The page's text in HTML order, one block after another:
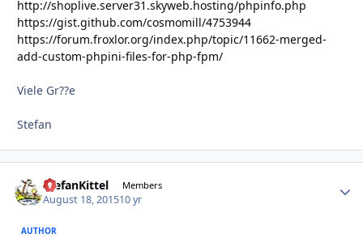
http://shoplive.server31.skyweb.hosting/phpinfo.php
https://gist.github.com/cosmomill/4753944
https://forum.froxlor.org/index.php/topic/11662-merged-
add-custom-phpini-files-for-php-fpm/
Viele Gr??e
Stefan
StefanKittel Members
August 18, 201510 yr
AUTHOR